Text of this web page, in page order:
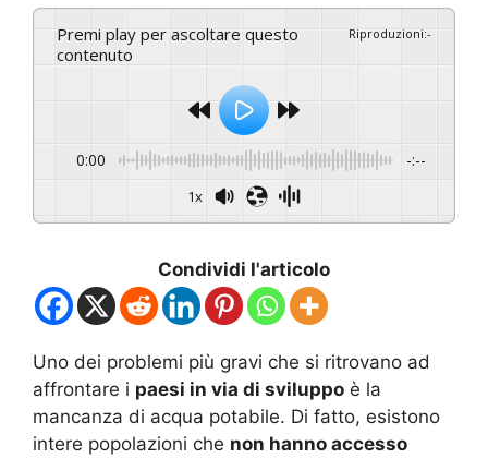
Premi play per ascoltare questo
contenuto
Riproduzioni:-
0:00 -:--
1x
Condividi l'articolo
Uno dei problemi più gravi che si ritrovano ad
affrontare i paesi in via di sviluppo è la
mancanza di acqua potabile. Di fatto, esistono
intere popolazioni che non hanno accesso